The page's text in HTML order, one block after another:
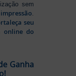
sem
.
seu
online do
Ganha